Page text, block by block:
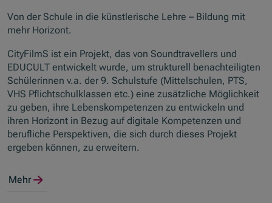
Von der Schule in die künstlerische Lehre – Bildung mit
mehr Horizont.
CityFilmS ist ein Projekt, das von Soundtravellers und
EDUCULT entwickelt wurde, um strukturell benachteiligten
Schülerinnen v.a. der 9. Schulstufe (Mittelschulen, PTS,
VHS Pflichtschulklassen etc.) eine zusätzliche Möglichkeit
zu geben, ihre Lebenskompetenzen zu entwickeln und
ihren Horizont in Bezug auf digitale Kompetenzen und
berufliche Perspektiven, die sich durch dieses Projekt
ergeben können, zu erweitern.
Mehr